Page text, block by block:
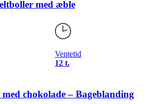
med æble
Ventetid
12 t.
med chokolade – Bageblanding